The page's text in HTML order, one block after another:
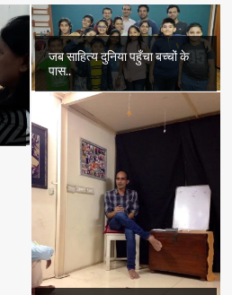
जब साहित्य दुनिया पहुँचा बच्चों के
पास..